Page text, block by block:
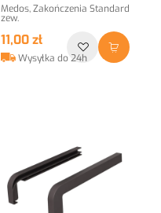
Medos, Zakończenia Standard
zew.
11,00 zł
Wysyłka do 24h